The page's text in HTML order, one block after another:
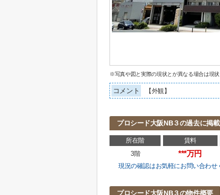
※写真や図と実際の現状とが異なる場合は現状
コメント 【外観】
プロシード大阪NB３の過去に掲
所在階 賃料
3階
***万円
現況の確認はお気軽にお問い合わせ
プロシード大阪NB３の物件概要